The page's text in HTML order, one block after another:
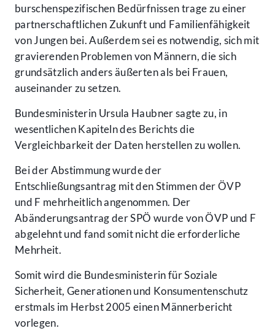
burschenspezifischen Bedürfnissen trage zu einer
partnerschaftlichen Zukunft und Familienfähigkeit
von Jungen bei. Außerdem sei es notwendig, sich mit
gravierenden Problemen von Männern, die sich
grundsätzlich anders äußerten als bei Frauen,
auseinander zu setzen.
Bundesministerin Ursula Haubner sagte zu, in
wesentlichen Kapiteln des Berichts die
Vergleichbarkeit der Daten herstellen zu wollen.
Bei der Abstimmung wurde der
Entschließungsantrag mit den Stimmen der ÖVP
und F mehrheitlich angenommen. Der
Abänderungsantrag der SPÖ wurde von ÖVP und F
abgelehnt und fand somit nicht die erforderliche
Mehrheit.
Somit wird die Bundesministerin für Soziale
Sicherheit, Generationen und Konsumentenschutz
erstmals im Herbst 2005 einen Männerbericht
vorlegen.